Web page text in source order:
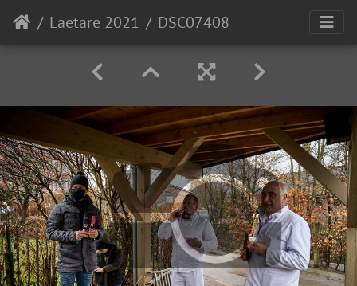
Laetare 2021 DSC07408